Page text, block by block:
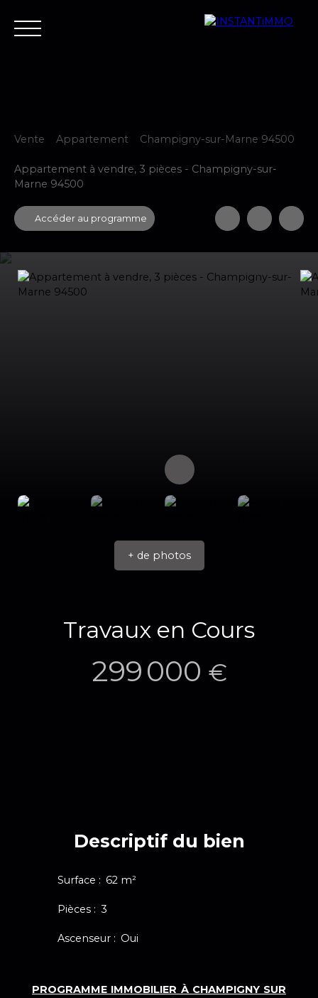
Accueil Estimer Vendre Acheter Neuf Louer
Vente Appartement Champigny-sur-Marne 94500
Appartement à vendre, 3 pièces - Champigny-sur-
Marne 94500
Accéder au programme
+ de photos
Travaux en Cours
299 000 €
Descriptif du bien
Surface : 62 m²
Pièces : 3
Ascenseur : Oui
PROGRAMME IMMOBILIER À CHAMPIGNY SUR